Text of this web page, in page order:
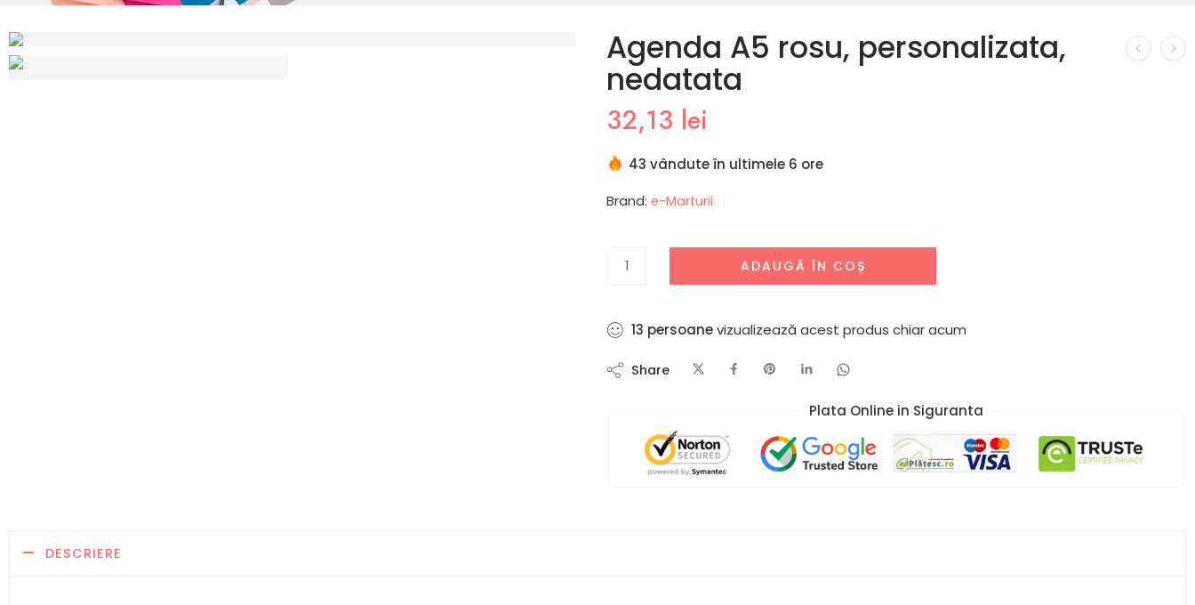
Agenda A5 rosu, personalizata,
nedatata
32,13 lei
43 vândute în ultimele 6 ore
Brand: e-Marturii
ADAUGĂ ÎN COȘ
9 persoanevizualizează acest produs chiar acum
Share
Plata Online in Siguranta​
DESCRIERE